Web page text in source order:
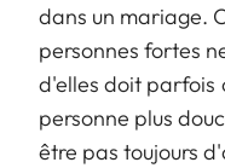
dans un mariage.
personnes fortes
d'elles doit parfois
personne plus
être pas toujours